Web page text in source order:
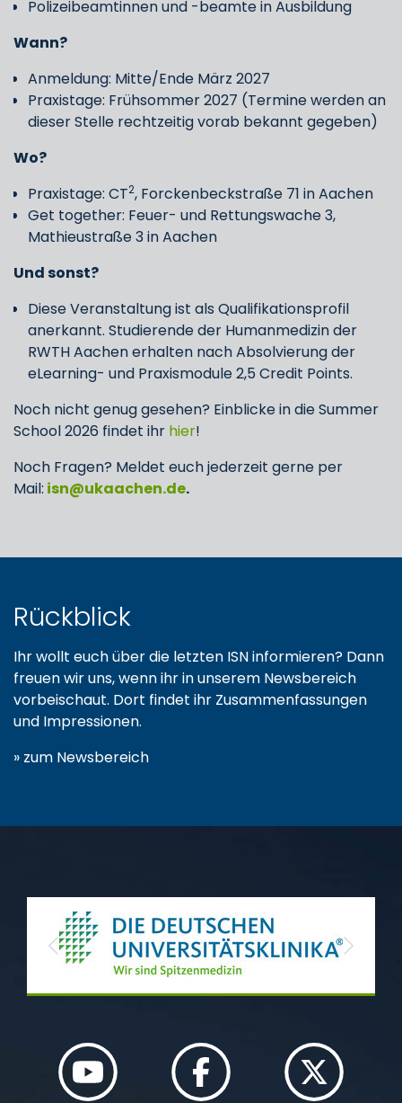
Polizeibeamtinnen und -beamte in Ausbildung
Wann?
Anmeldung: Mitte/Ende März 2027
Praxistage: Frühsommer 2027 (Termine werden an
dieser Stelle rechtzeitig vorab bekannt gegeben)
Wo?
Praxistage: CT2, Forckenbeckstraße 71 in Aachen
Get together: Feuer- und Rettungswache 3,
Mathieustraße 3 in Aachen
Und sonst?
Diese Veranstaltung ist als Qualifikationsprofil
anerkannt. Studierende der Humanmedizin der
RWTH Aachen erhalten nach Absolvierung der
eLearning- und Praxismodule 2,5 Credit Points.
Noch nicht genug gesehen? Einblicke in die Summer
School 2026 findet ihr hier!
Noch Fragen? Meldet euch jederzeit gerne per
Mail: isn ukaachen de.
Rückblick
Ihr wollt euch über die letzten ISN informieren? Dann
freuen wir uns, wenn ihr in unserem Newsbereich
vorbeischaut. Dort findet ihr Zusammenfassungen
und Impressionen.
» zum Newsbereich
Previous Next